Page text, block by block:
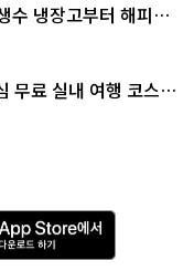
수 냉장고부터 해피소
무료 실내 여행 코스
A
p
p